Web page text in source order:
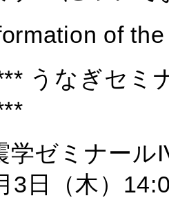
of
うなぎセミ
学ゼミナール
3日（木）